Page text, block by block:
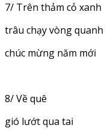
7/ Trên thảm cỏ xanh
trâu chạy vòng quanh
chúc mừng năm mới
8/ Về quê
gió lướt qua tai